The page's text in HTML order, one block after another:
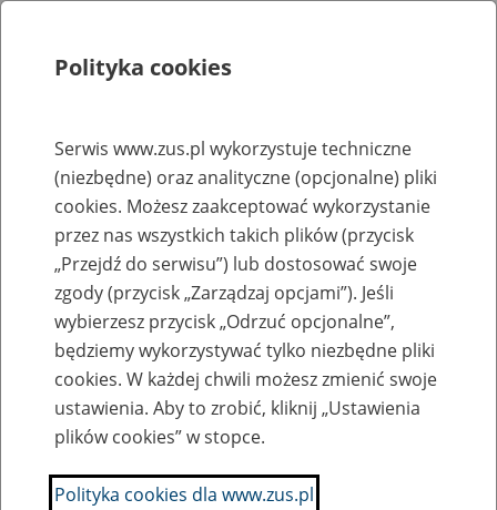
Rejestry, ewidencje i archiwa
Baza zlikwidowanych lub
przekształconych zakładów pracy
Nazwa zakładu pracy:
SZUKAJ
Polityka cookies
Serwis www.zus.pl wykorzystuje techniczne
(niezbędne) oraz analityczne (opcjonalne) pliki
cookies. Możesz zaakceptować wykorzystanie
przez nas wszystkich takich plików (przycisk
„Przejdź do serwisu”) lub dostosować swoje
zgody (przycisk „Zarządzaj opcjami”). Jeśli
wybierzesz przycisk „Odrzuć opcjonalne”,
będziemy wykorzystywać tylko niezbędne pliki
cookies. W każdej chwili możesz zmienić swoje
ustawienia. Aby to zrobić, kliknij „Ustawienia
plików cookies” w stopce.
Polityka cookies dla www.zus.pl